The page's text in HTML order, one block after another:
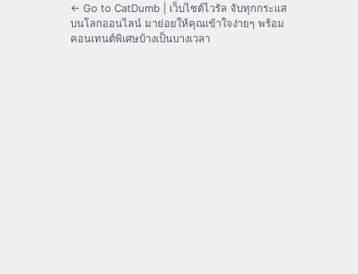
← Go to CatDumb | เว็บไซต์ไวรัล จับทุกกระแส
บนโลกออนไลน์ มาย่อยให้คุณเข้าใจง่ายๆ พร้อม
คอนเทนต์พิเศษบ้างเป็นบางเวลา